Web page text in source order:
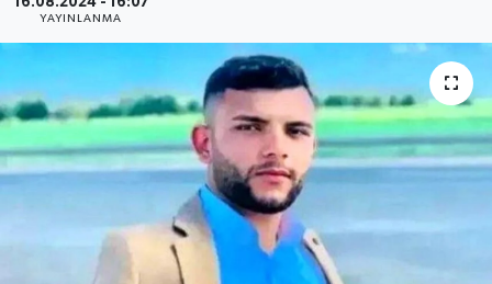
16.08.2024 - 16:07
YAYINLANMA